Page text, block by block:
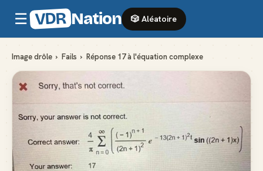
☰ VDR Nation 🎲 Aléatoire
Image drôle › Fails › Réponse 17 à l'équation complexe